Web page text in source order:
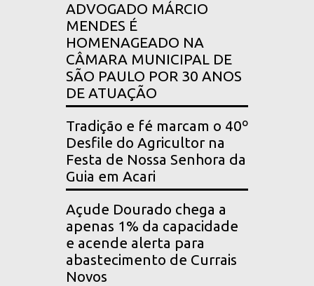
ADVOGADO MÁRCIO
MENDES É
HOMENAGEADO NA
CÂMARA MUNICIPAL DE
SÃO PAULO POR 30 ANOS
DE ATUAÇÃO
Tradição e fé marcam o 40º
Desfile do Agricultor na
Festa de Nossa Senhora da
Guia em Acari
Açude Dourado chega a
apenas 1% da capacidade
e acende alerta para
abastecimento de Currais
Novos